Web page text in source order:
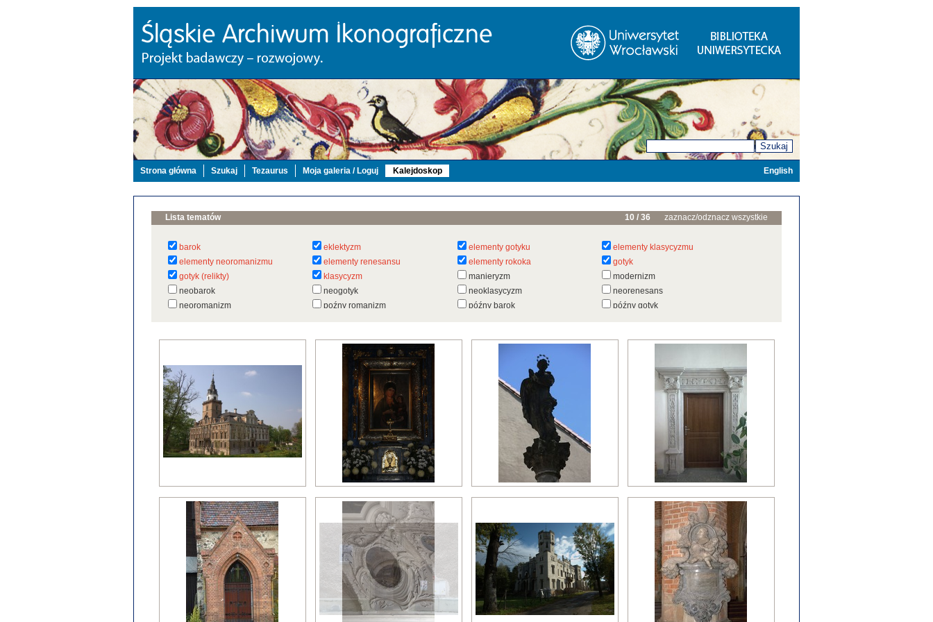
Szukaj
Strona główna Szukaj Tezaurus Moja galeria / Loguj Kalejdoskop English
Lista tematów 10 / 36 zaznacz/odznacz wszystkie
barok eklektyzm elementy gotyku
elementy klasycyzmu
elementy neoromanizmu
elementy renesansu elementy rokoka
gotyk
gotyk (relikty)
klasycyzm manieryzm
modernizm
neobarok
neogotyk neoklasycyzm
neorenesans
neoromanizm
poźny romanizm późny barok
późny gotyk
rokoko
wczesny barok
wczesny gotyk wczesny klasycyzm